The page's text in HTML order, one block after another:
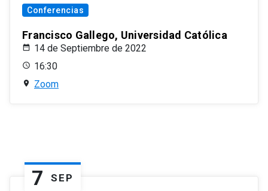
Conferencias
Francisco Gallego, Universidad Católica
14 de Septiembre de 2022
16:30
Zoom
7 SEP